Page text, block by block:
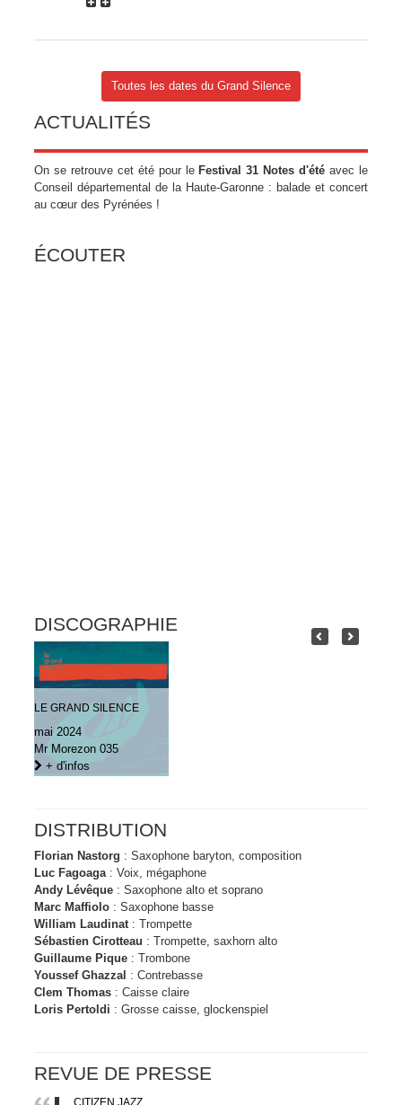
Toutes les dates du Grand Silence
ACTUALITÉS
On se retrouve cet été pour le Festival 31 Notes d'étéavec le
Conseil départemental de la Haute-Garonne : balade et concert
au cœur des Pyrénées !
ÉCOUTER
DISCOGRAPHIE
LE GRAND SILENCE
mai 2024
Mr Morezon 035
+ d'infos
DISTRIBUTION
Florian Nastorg : Saxophone baryton, composition
Luc Fagoaga: Voix, mégaphone
Andy Lévêque : Saxophone alto et soprano
Marc Maffiolo : Saxophone basse
William Laudinat: Trompette
Sébastien Cirotteau : Trompette, saxhorn alto
Guillaume Pique : Trombone
Youssef Ghazzal : Contrebasse
Clem Thomas : Caisse claire
Loris Pertoldi : Grosse caisse, glockenspiel
REVUE DE PRESSE
CITIZEN JAZZ